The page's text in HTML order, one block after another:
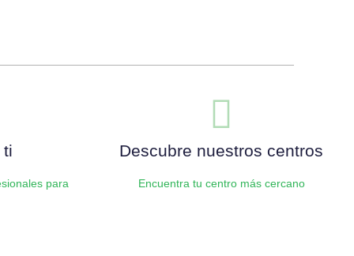
ti
para
Descubre nuestros centros
Encuentra tu centro más cercano